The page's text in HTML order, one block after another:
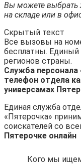
Вы можете выбрать
на складе или в
Скрытый текст
Все вызовы на
бесплатны. Единый
регионов страны.
Служба персонала
телефон отдела
универсамах
Единая служба
«Пятерочка»
соискателей со
Пятерочке онлайн
Кого мы